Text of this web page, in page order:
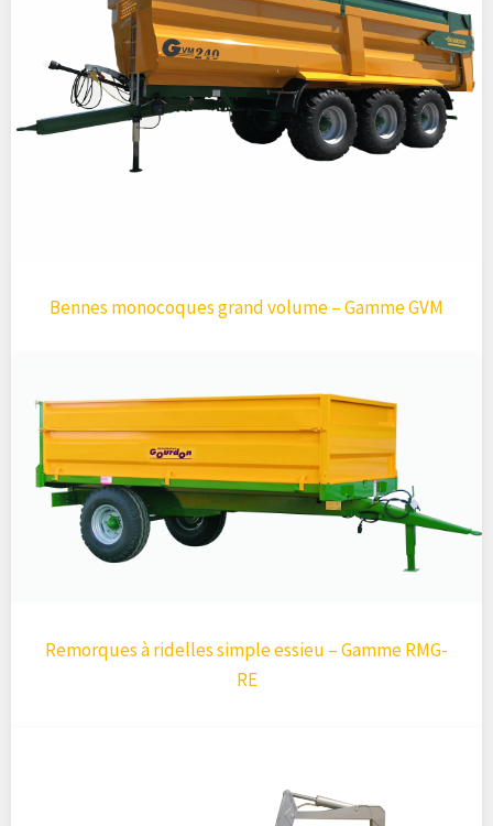
Bennes monocoques grand volume – Gamme GVM
Remorques à ridelles simple essieu – Gamme RMG-
RE